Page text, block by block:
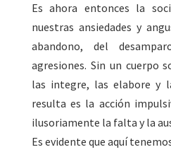
Es ahora entonces la
nuestras ansiedades y
abandono, del
agresiones. Sin un cuerpo
las integre, las elabore y
resulta es la acción
ilusoriamente la falta y la
Es evidente que aquí